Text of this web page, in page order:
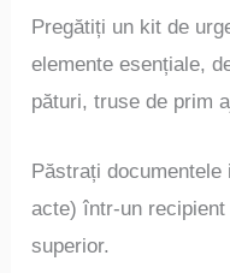
Pregătiți un kit de
elemente esențiale,
pături, truse de prim
Păstrați
acte) într-un
superior.